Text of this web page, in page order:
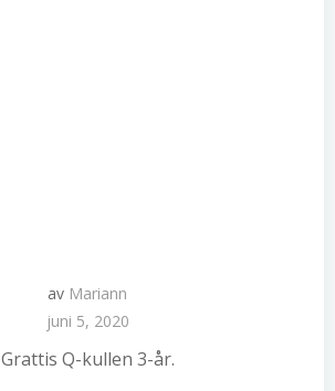
av Mariann
juni 5, 2020
Grattis Q-kullen 3-år.